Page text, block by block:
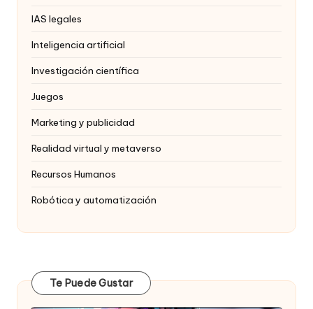
IAS legales
Inteligencia artificial
Investigación científica
Juegos
Marketing y publicidad
Realidad virtual y metaverso
Recursos Humanos
Robótica y automatización
Te Puede Gustar